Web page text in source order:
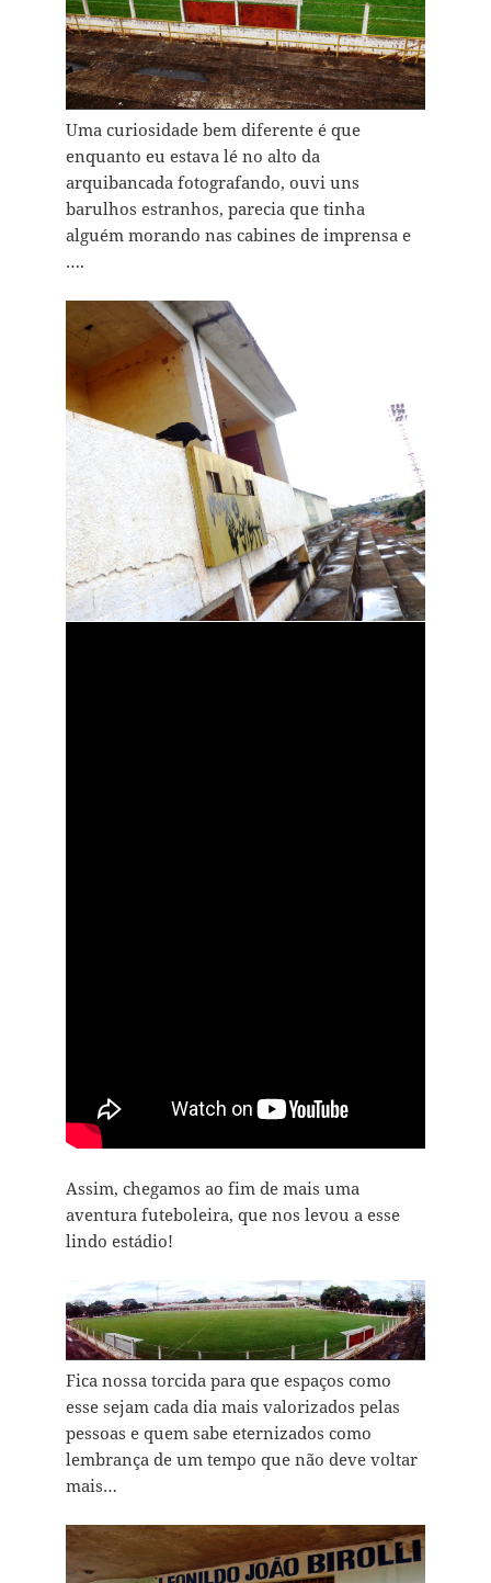
Uma curiosidade bem diferente é que
enquanto eu estava lé no alto da
arquibancada fotografando, ouvi uns
barulhos estranhos, parecia que tinha
alguém morando nas cabines de imprensa e
….
Assim, chegamos ao fim de mais uma
aventura futeboleira, que nos levou a esse
lindo estádio!
Fica nossa torcida para que espaços como
esse sejam cada dia mais valorizados pelas
pessoas e quem sabe eternizados como
lembrança de um tempo que não deve voltar
mais…